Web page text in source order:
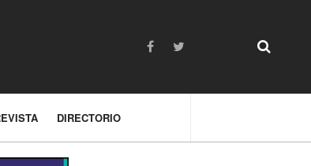
DIRECTORIO